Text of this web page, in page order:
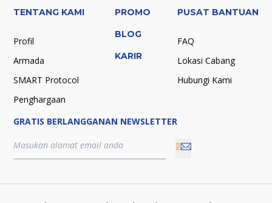
TENTANG KAMI
Profil
Armada
SMART Protocol
Penghargaan
PROMO
BLOG
KARIR
PUSAT BANTUAN
FAQ
Lokasi Cabang
Hubungi Kami
GRATIS BERLANGGANAN NEWSLETTER